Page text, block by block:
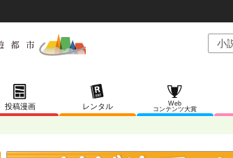
投稿漫画 レンタル
Web
コンテンツ大賞